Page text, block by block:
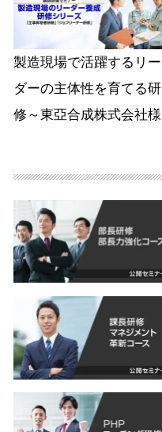
製造現場で活躍するリー
ダーの主体性を育てる研
修～東亞合成株式会社様